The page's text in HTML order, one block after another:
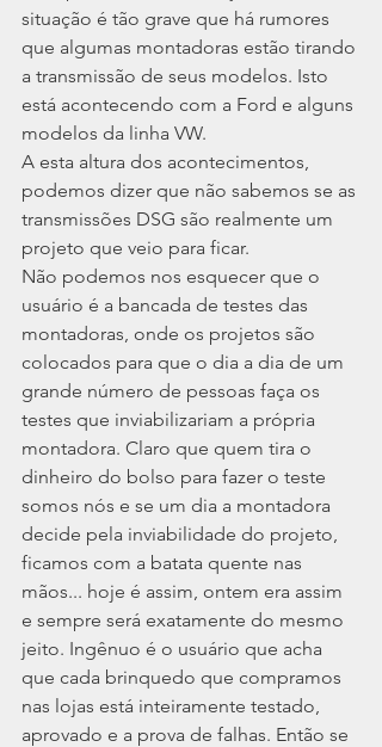
situação é tão grave que há rumores
que algumas montadoras estão tirando
a transmissão de seus modelos. Isto
está acontecendo com a Ford e alguns
modelos da linha VW.
A esta altura dos acontecimentos,
podemos dizer que não sabemos se as
transmissões DSG são realmente um
projeto que veio para ficar.
Não podemos nos esquecer que o
usuário é a bancada de testes das
montadoras, onde os projetos são
colocados para que o dia a dia de um
grande número de pessoas faça os
testes que inviabilizariam a própria
montadora. Claro que quem tira o
dinheiro do bolso para fazer o teste
somos nós e se um dia a montadora
decide pela inviabilidade do projeto,
ficamos com a batata quente nas
mãos... hoje é assim, ontem era assim
e sempre será exatamente do mesmo
jeito. Ingênuo é o usuário que acha
que cada brinquedo que compramos
nas lojas está inteiramente testado,
aprovado e a prova de falhas. Então se